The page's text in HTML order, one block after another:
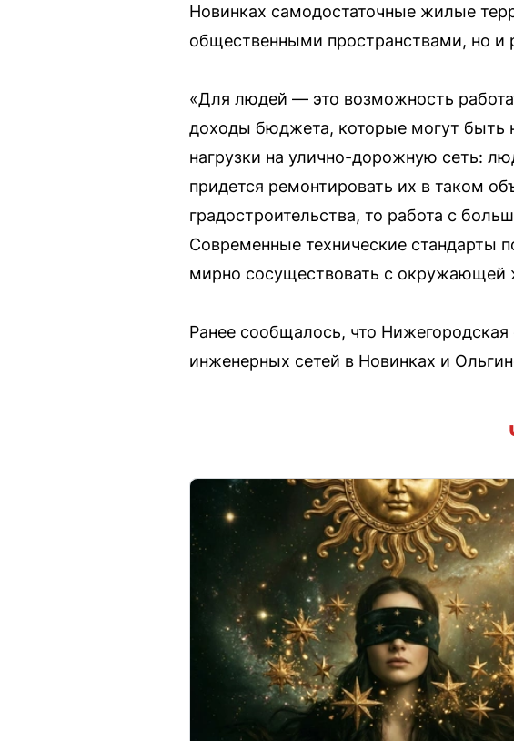
Новинках самодостаточные жилые
общественными пространствами, но и
«Для людей — это возможность
доходы бюджета, которые могут быть
нагрузки на улично-дорожную сеть:
придется ремонтировать их в таком
градостроительства, то работа с
Современные технические стандарты
мирно сосуществовать с
Ранее сообщалось, что
инженерных сетей в Новинках и